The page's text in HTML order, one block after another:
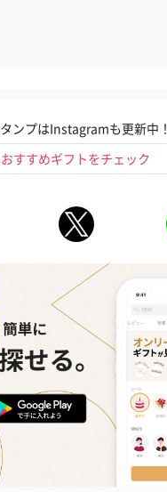
タンプはInstagramも更新中！
おすすめギフトをチェック